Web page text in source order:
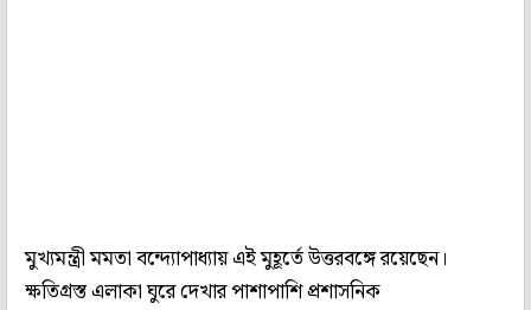
মুখ্যমন্ত্রী মমতা বন্দ্যোপাধ্যায় এই মুহূর্তে উত্তরবঙ্গে রয়েছেন।
ক্ষতিগ্রস্ত এলাকা ঘুরে দেখার পাশাপাশি প্রশাসনিক